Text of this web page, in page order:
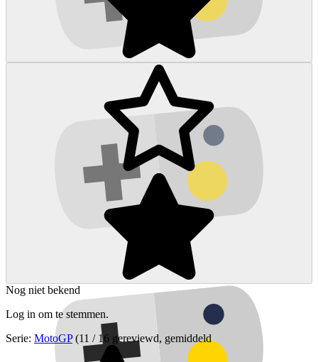
Nog niet bekend
Log in om te stemmen.
Serie: MotoGP (11 / 16 gereviewd, gemiddeld